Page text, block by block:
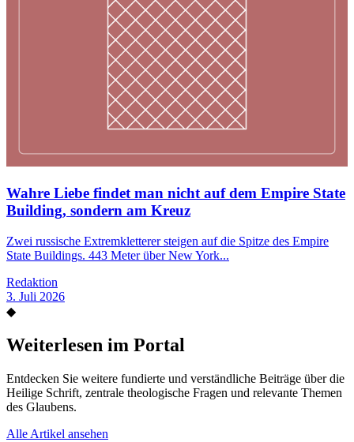
Wahre Liebe findet man nicht auf dem Empire State
Building, sondern am Kreuz
Zwei russische Extremkletterer steigen auf die Spitze des Empire
State Buildings. 443 Meter über New York...
Redaktion
3. Juli 2026
◆
Weiterlesen im Portal
Entdecken Sie weitere fundierte und verständliche Beiträge über die
Heilige Schrift, zentrale theologische Fragen und relevante Themen
des Glaubens.
Alle Artikel ansehen